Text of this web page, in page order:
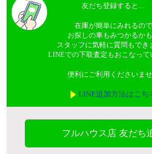
友だち登録すると…
在庫が簡単にみれるので
お探しの車もみつかるかも
スタッフに気軽に質問もでき
LINEでの下取査定もおこなって
便利にご利用くださいませ
LINE追加方法はこち
フルハウス店 友だち